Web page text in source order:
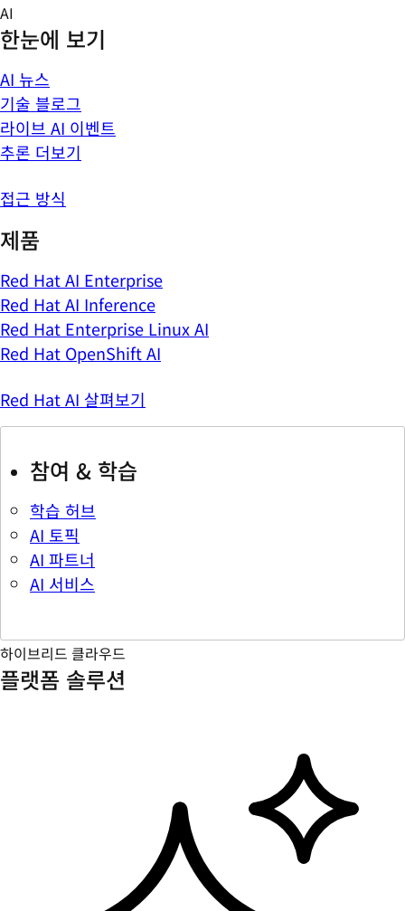
Skip
to
content
AI
한눈에 보기
AI 뉴스
기술 블로그
라이브 AI 이벤트
추론 더보기
접근 방식
제품
Red Hat AI Enterprise
Red Hat AI Inference
Red Hat Enterprise Linux AI
Red Hat OpenShift AI
Red Hat AI 살펴보기
참여 & 학습
학습 허브
AI 토픽
AI 파트너
AI 서비스
하이브리드 클라우드
플랫폼 솔루션